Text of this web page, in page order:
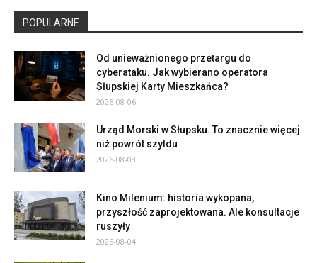
POPULARNE
Od unieważnionego przetargu do
cyberataku. Jak wybierano operatora
Słupskiej Karty Mieszkańca?
2026-08-06
Urząd Morski w Słupsku. To znacznie więcej
niż powrót szyldu
2026-08-03
Kino Milenium: historia wykopana,
przyszłość zaprojektowana. Ale konsultacje
ruszyły
2025-08-04